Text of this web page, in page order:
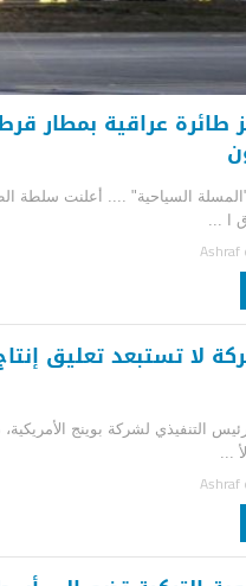
بمطار قرطاج
.... أعلنت سلطة الطيران
تعليق إنتاج طائرة
بوينج الأمريكية، دينيس